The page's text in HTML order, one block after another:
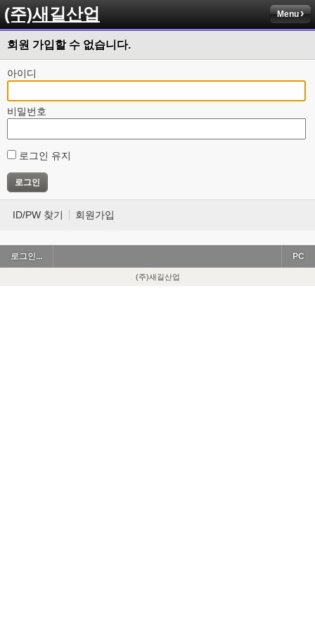
(주)새길산업 Menu
회원 가입할 수 없습니다.
아이디
비밀번호
로그인 유지
ID/PW 찾기 회원가입
로그인... PC
(주)새길산업